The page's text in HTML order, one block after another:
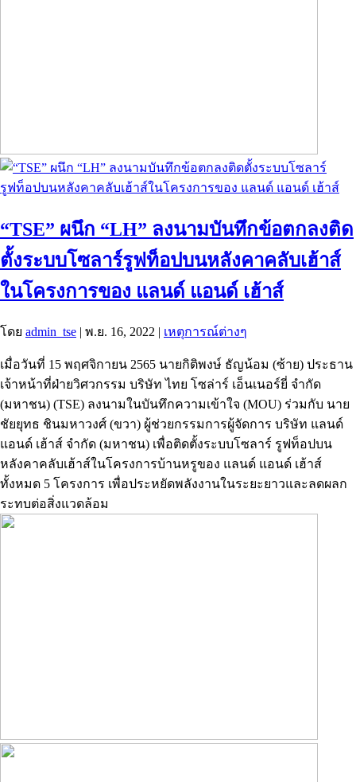
“TSE” ผนึก “LH” ลงนามบันทึกข้อตกลงติด
ตั้งระบบโซลาร์รูฟท็อปบนหลังคาคลับเฮ้าส์
ในโครงการของ แลนด์ แอนด์ เฮ้าส์
โดย admin_tse | พ.ย. 16, 2022 | เหตุการณ์ต่างๆ
เมื่อวันที่ 15 พฤศจิกายน 2565 นายกิติพงษ์ ธัญน้อม (ซ้าย) ประธาน
เจ้าหน้าที่ฝ่ายวิศวกรรม บริษัท ไทย โซล่าร์ เอ็นเนอร์ยี่ จำกัด
(มหาชน) (TSE) ลงนามในบันทึกความเข้าใจ (MOU) ร่วมกับ นาย
ชัยยุทธ ชินมหาวงศ์ (ขวา) ผู้ช่วยกรรมการผู้จัดการ บริษัท แลนด์
แอนด์ เฮ้าส์ จำกัด (มหาชน) เพื่อติดตั้งระบบโซลาร์ รูฟท็อปบน
หลังคาคลับเฮ้าส์ในโครงการบ้านหรูของ แลนด์ แอนด์ เฮ้าส์
ทั้งหมด 5 โครงการ เพื่อประหยัดพลังงานในระยะยาวและลดผลก
ระทบต่อสิ่งแวดล้อม